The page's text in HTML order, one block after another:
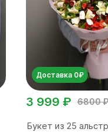
Доставка 0₽
6800
3 999 ₽
Букет из 25